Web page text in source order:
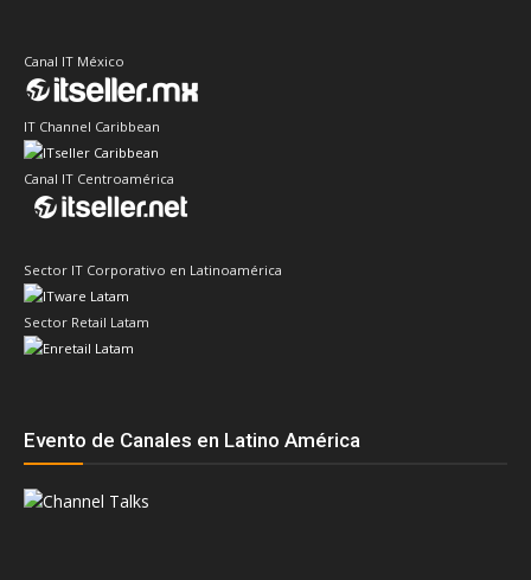
Canal IT México
IT Channel Caribbean
Canal IT Centroamérica
Sector IT Corporativo en Latinoamérica
Sector Retail Latam
Evento de Canales en Latino América